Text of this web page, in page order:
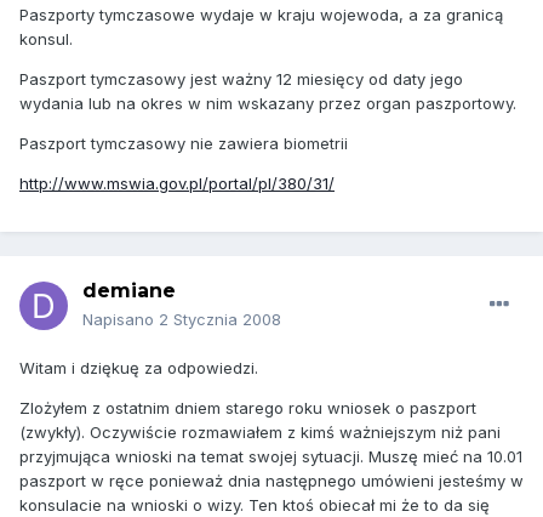
Paszporty tymczasowe wydaje w kraju wojewoda, a za granicą
konsul.
Paszport tymczasowy jest ważny 12 miesięcy od daty jego
wydania lub na okres w nim wskazany przez organ paszportowy.
Paszport tymczasowy nie zawiera biometrii
http://www.mswia.gov.pl/portal/pl/380/31/
demiane
Napisano 2 Stycznia 2008
Witam i dziękuę za odpowiedzi.
Zlożyłem z ostatnim dniem starego roku wniosek o paszport
(zwykły). Oczywiście rozmawiałem z kimś ważniejszym niż pani
przyjmująca wnioski na temat swojej sytuacji. Muszę mieć na 10.01
paszport w ręce ponieważ dnia następnego umówieni jesteśmy w
konsulacie na wnioski o wizy. Ten ktoś obiecał mi że to da się